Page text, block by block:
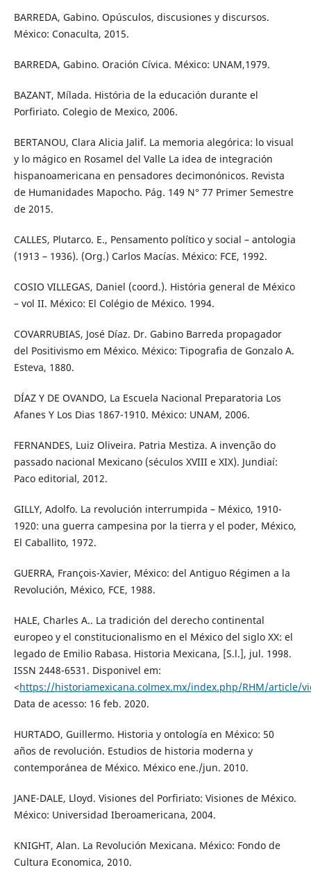
BARREDA, Gabino. Opúsculos, discusiones y discursos.
México: Conaculta, 2015.
BARREDA, Gabino. Oración Cívica. México: UNAM,1979.
BAZANT, Mílada. História de la educación durante el
Porfiriato. Colegio de Mexico, 2006.
BERTANOU, Clara Alicia Jalif. La memoria alegórica: lo visual
y lo mágico en Rosamel del Valle La idea de integración
hispanoamericana en pensadores decimonónicos. Revista
de Humanidades Mapocho. Pág. 149 N° 77 Primer Semestre
de 2015.
CALLES, Plutarco. E., Pensamento político y social – antologia
(1913 – 1936). (Org.) Carlos Macías. México: FCE, 1992.
COSIO VILLEGAS, Daniel (coord.). História general de México
– vol II. México: El Colégio de México. 1994.
COVARRUBIAS, José Díaz. Dr. Gabino Barreda propagador
del Positivismo em México. México: Tipografia de Gonzalo A.
Esteva, 1880.
DÍAZ Y DE OVANDO, La Escuela Nacional Preparatoria Los
Afanes Y Los Dias 1867-1910. México: UNAM, 2006.
FERNANDES, Luiz Oliveira. Patria Mestiza. A invenção do
passado nacional Mexicano (séculos XVIII e XIX). Jundiaí:
Paco editorial, 2012.
GILLY, Adolfo. La revolución interrumpida – México, 1910-
1920: una guerra campesina por la tierra y el poder, México,
El Caballito, 1972.
GUERRA, François-Xavier, México: del Antiguo Régimen a la
Revolución, México, FCE, 1988.
HALE, Charles A.. La tradición del derecho continental
europeo y el constitucionalismo en el México del siglo XX: el
legado de Emilio Rabasa. Historia Mexicana, [S.l.], jul. 1998.
ISSN 2448-6531. Disponivel em:
<https://historiamexicana.colmex.mx/index.php/RHM/article/
Data de acesso: 16 feb. 2020.
HURTADO, Guillermo. Historia y ontología en México: 50
años de revolución. Estudios de historia moderna y
contemporánea de México. México ene./jun. 2010.
JANE-DALE, Lloyd. Visiones del Porfiriato: Visiones de México.
México: Universidad Iberoamericana, 2004.
KNIGHT, Alan. La Revolución Mexicana. México: Fondo de
Cultura Economica, 2010.